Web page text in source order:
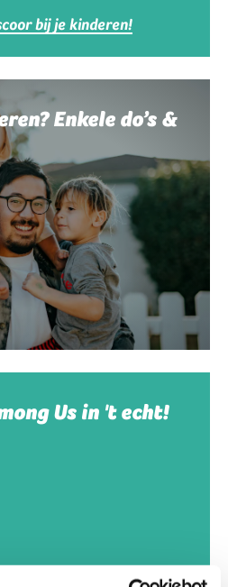
bij je kinderen!
Enkele do’s &
Us in 't echt!